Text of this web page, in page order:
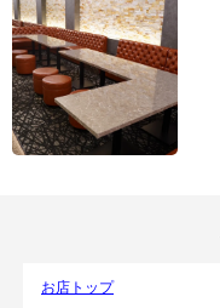
お店トップ